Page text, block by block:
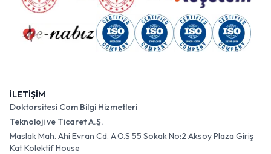
İLETİŞİM
Doktorsitesi Com Bilgi Hizmetleri
Teknoloji ve Ticaret A.Ş.
Maslak Mah. Ahi Evran Cd. A.O.S 55 Sokak No:2 Aksoy Plaza Giriş
Kat Kolektif House